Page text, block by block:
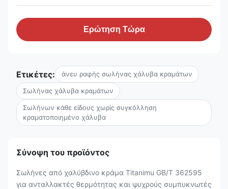
Ερώτηση Τώρα
Ετικέτες: άνευ ραφής σωλήνας χάλυβα κραμάτων
Σωλήνας χάλυβα κραμάτων
Σωλήνων κάθε είδους χωρίς συγκόλληση
κραματοποιημένο χάλυβα
Σύνοψη του προϊόντος
Σωλήνες από χαλύβδινο κράμα Titanimu GB/T 3625­95
για ανταλλακτές θερμότητας και ψυχρούς συμπυκνωτές